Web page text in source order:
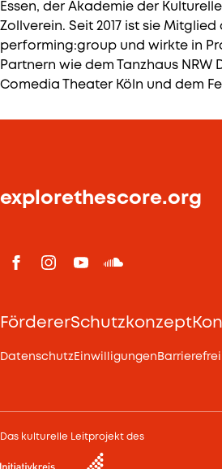
Essen, der Akademie der
Zollverein. Seit 2017 ist sie
performing:group und wirkte in
Partnern wie dem Tanzhaus NRW
Comedia Theater Köln und dem
explorethescore.org
FördererSchutzkonzept
DatenschutzEinwilligungen
Das kulturelle Leitprojekt des